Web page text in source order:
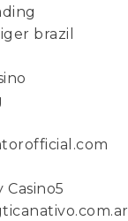
brazil
Casino5